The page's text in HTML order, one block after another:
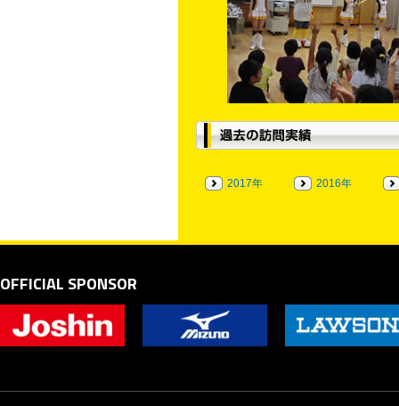
2017年 2016年
OFFICIAL SPONSOR